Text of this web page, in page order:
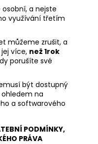
a nejste
využívání třetím
můžeme zrušit, a
více, než 1rok
porušíte své
být dostupný
na
a softwarového
PODMÍNKY,
PRÁVA